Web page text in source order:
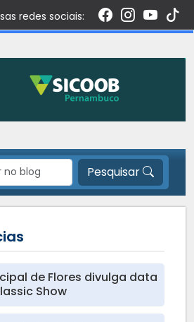
redes sociais:
Pesquisar
de Flores divulga data
Show